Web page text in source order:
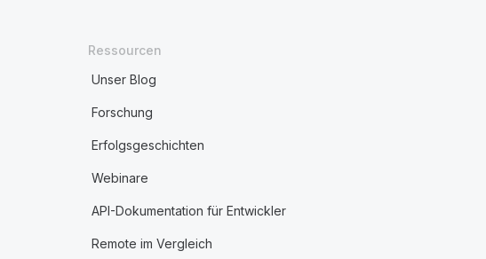
Ressourcen
Unser Blog
Forschung
Erfolgsgeschichten
Webinare
API-Dokumentation für Entwickler
Remote im Vergleich